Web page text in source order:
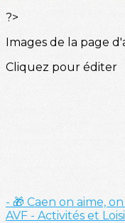
?>
Images de la page
Cliquez pour éditer
- 🎁 Caen on aime,
AVF - Activités et